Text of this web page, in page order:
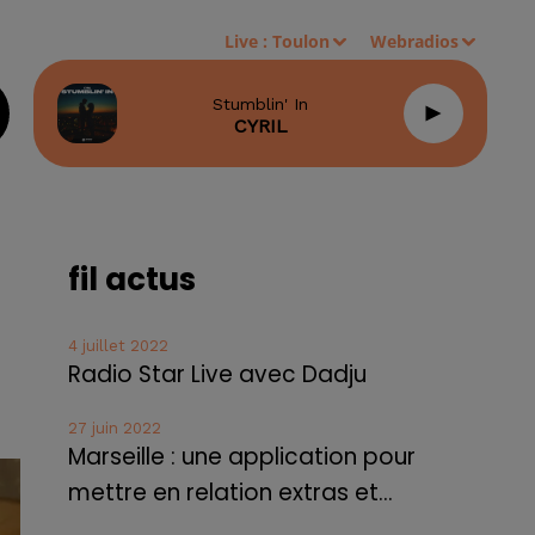
Live :Toulon Webradios
Stumblin' In
CYRIL
fil actus
4 juillet 2022
Radio Star Live avec Dadju
27 juin 2022
Marseille : une application pour
mettre en relation extras et...